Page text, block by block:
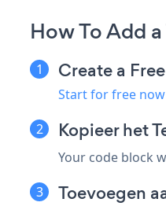
How To Add
Create a
Start for free now
Kopieer het
Your code block
Toevoegen